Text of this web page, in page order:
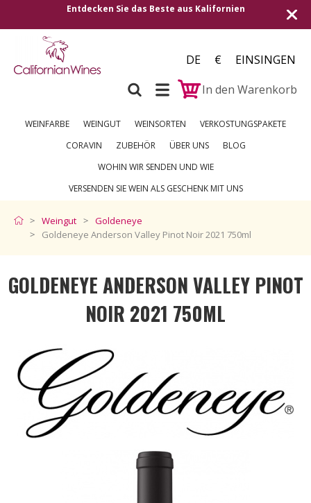
Versand in alle europäischen Länder |
DE €
EINSINGEN
In den Warenkorb
WEINFARBE WEINGUT WEINSORTEN
VERKOSTUNGSPAKETE
CORAVIN
ZUBEHÖR ÜBER UNS
BLOG
WOHIN WIR SENDEN UND WIE
VERSENDEN SIE WEIN ALS GESCHENK MIT UNS
Weingut
Goldeneye
Goldeneye Anderson Valley Pinot Noir 2021 750ml
GOLDENEYE ANDERSON VALLEY PINOT
NOIR 2021 750ML